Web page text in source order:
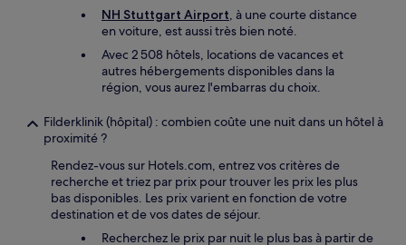
de
changer.
conditions
supplémentaires
peuvent
s’appliquer.
NH Stuttgart Airport, à une courte distance
en voiture, est aussi très bien noté.
Avec 2 508 hôtels, locations de vacances et
autres hébergements disponibles dans la
région, vous aurez l'embarras du choix.
Filderklinik (hôpital) : combien coûte une nuit dans un hôtel à
proximité ?
Rendez-vous sur Hotels.com, entrez vos critères de
recherche et triez par prix pour trouver les prix les plus
bas disponibles. Les prix varient en fonction de votre
destination et de vos dates de séjour.
Recherchez le prix par nuit le plus bas à partir de